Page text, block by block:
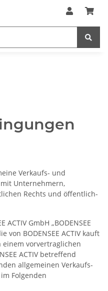
Verkaufs- und
Unternehmern,
Rechts und öffentlich-
GmbH „BODENSEE
von BODENSEE ACTIV kauft
einem vorvertraglichen
ACTIV betreffend
allgemeinen Verkaufs-
Folgenden